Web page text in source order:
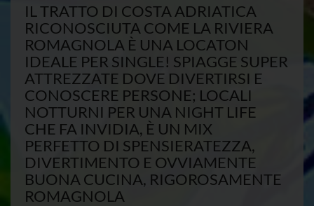
IL TRATTO DI COSTA ADRIATICA
RICONOSCIUTA COME LA RIVIERA
ROMAGNOLA È UNA LOCATON
IDEALE PER SINGLE! SPIAGGE SUPER
ATTREZZATE DOVE DIVERTIRSI E
CONOSCERE PERSONE; LOCALI
NOTTURNI PER UNA NIGHT LIFE
CHE FA INVIDIA, È UN MIX
PERFETTO DI SPENSIERATEZZA,
DIVERTIMENTO E OVVIAMENTE
BUONA CUCINA, RIGOROSAMENTE
ROMAGNOLA